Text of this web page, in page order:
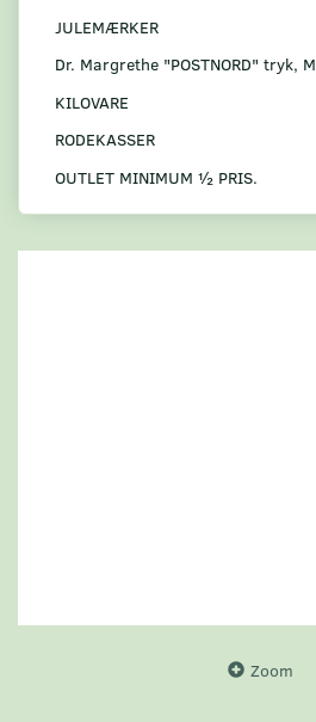
JULEMÆRKER
Dr. Margrethe "POSTNORD" tryk,
KILOVARE
RODEKASSER
OUTLET MINIMUM ½ PRIS.
Zoom